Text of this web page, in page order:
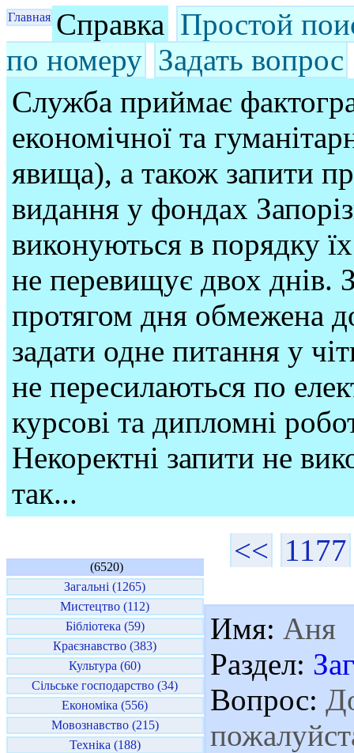
Главная Справка Простой
по номеру Задать вопрос
Служба приймає
економічної та
явища), а також запити
видання у фондах
виконуються в порядку
не перевищує двох днів.
протягом дня обмежена
задати одне питання у
не пересилаються по
курсові та дипломні
Некоректні запити не
так...
(6520)
Загальні (1265)
Мистецтво (112)
Бібліотека (59)
Краєзнавство (383)
Культура (60)
Сільське господарство (34)
Економіка (556)
Мовознавство (215)
Техніка (188)
<< 1177
Имя: Аня
Раздел:
Вопрос: